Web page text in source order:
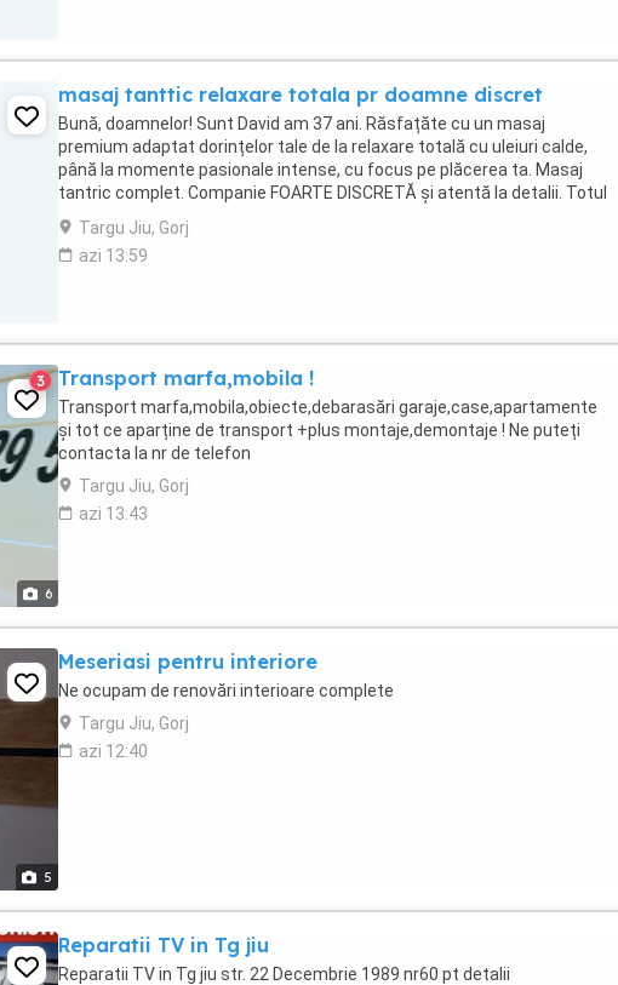
masaj tanttic relaxare totala pr doamne discret
Bună, doamnelor! Sunt David am 37 ani. Răsfațăte cu un masaj
premium adaptat dorințelor tale de la relaxare totală cu uleiuri calde,
până la momente pasionale intense, cu focus pe plăcerea ta. Masaj
tantric complet. Companie FOARTE DISCRETĂ și atentă la detalii. Totul
în limita dorințelor tale Dacă ...
Targu Jiu, Gorj
azi 13:59
6
3 Transport marfa,mobila !
Transport marfa,mobila,obiecte,debarasări garaje,case,apartamente
și tot ce aparține de transport +plus montaje,demontaje ! Ne puteți
contacta la nr de telefon
Targu Jiu, Gorj
azi 13:43
5
Meseriasi pentru interiore
Ne ocupam de renovări interioare complete
Targu Jiu, Gorj
azi 12:40
Reparatii TV in Tg jiu
Reparatii TV in Tg jiu str. 22 Decembrie 1989 nr60 pt detalii